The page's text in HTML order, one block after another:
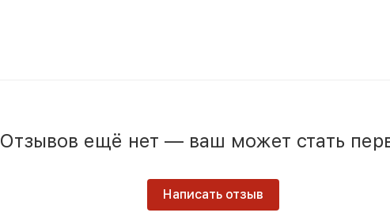
Отзывов ещё нет — ваш может стать
Написать отзыв